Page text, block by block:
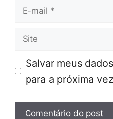
E-
Site
Salvar meus
para a próxima